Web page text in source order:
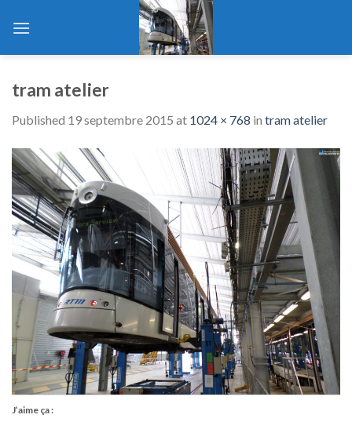
tram atelier
Published 19 septembre 2015 at 1024 × 768 in tram atelier
J’aime ça :